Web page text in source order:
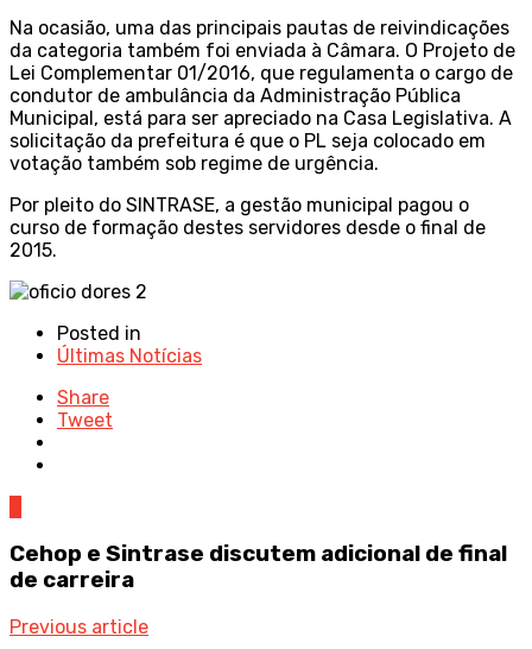
Na ocasião, uma das principais pautas de reivindicações
da categoria também foi enviada à Câmara. O Projeto de
Lei Complementar 01/2016, que regulamenta o cargo de
condutor de ambulância da Administração Pública
Municipal, está para ser apreciado na Casa Legislativa. A
solicitação da prefeitura é que o PL seja colocado em
votação também sob regime de urgência.
Por pleito do SINTRASE, a gestão municipal pagou o
curso de formação destes servidores desde o final de
2015.
Posted in
Últimas Notícias
Share
Tweet
Cehop e Sintrase discutem adicional de final
de carreira
Previous article